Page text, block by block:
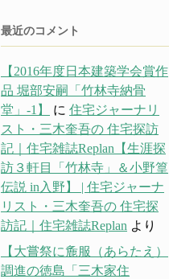
最近のコメント
【2016年度日本建築学会賞作
品 堀部安嗣「竹林寺納骨
堂」-1】
に 住宅ジャーナリ
スト・三木奎吾の 住宅探訪
記｜住宅雑誌Replan【生涯探
訪３軒目「竹林寺」＆小野篁
伝説 in入野】 | 住宅ジャーナ
リスト・三木奎吾の 住宅探
訪記｜住宅雑誌Replan より
【大嘗祭に麁服（あらたえ）
調進の徳島「三木家住